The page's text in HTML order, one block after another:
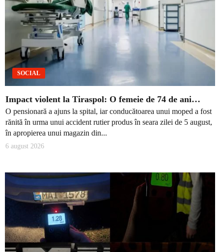
SOCIAL
Impact violent la Tiraspol: O femeie de 74 de ani…
O pensionară a ajuns la spital, iar conducătoarea unui moped a fost
rănită în urma unui accident rutier produs în seara zilei de 5 august,
în apropierea unui magazin din...
6 august 2026